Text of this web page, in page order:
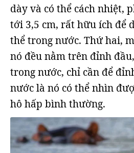
dày và có thể cách nhiệt,
tới 3,5 cm, rất hữu ích để
thể trong nước. Thứ hai,
nó đều nằm trên đỉnh
trong nước, chỉ cần để
nước là nó có thể nhìn
hô hấp bình thường.